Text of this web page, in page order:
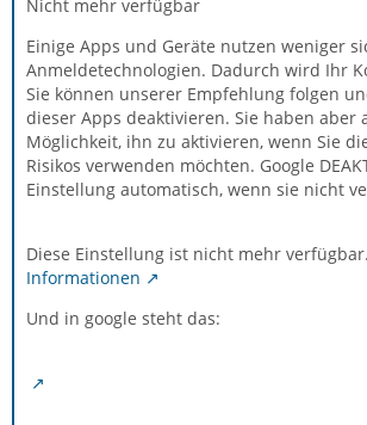
Nicht mehr verfügbar
Einige Apps und Geräte nutzen weniger
Anmeldetechnologien. Dadurch wird Ihr
Sie können unserer Empfehlung folgen
dieser Apps deaktivieren. Sie haben aber
Möglichkeit, ihn zu aktivieren, wenn Sie
Risikos verwenden möchten. Google
Einstellung automatisch, wenn sie nicht
Diese Einstellung ist nicht mehr verfügbar.
Informationen
Und in google steht das: